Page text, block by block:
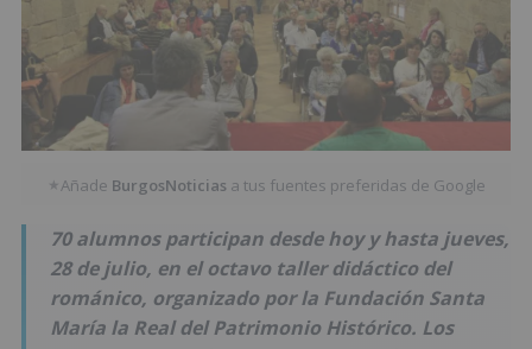
★Añade BurgosNoticias a tus fuentes preferidas de Google
70 alumnos participan desde hoy y hasta jueves,
28 de julio, en el octavo taller didáctico del
románico, organizado por la Fundación Santa
María la Real del Patrimonio Histórico. Los